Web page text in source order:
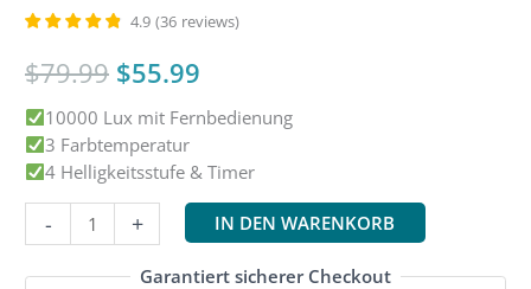
4.9 (36 reviews)
$79.99 Ursprünglicher
Preis
war:
$79.99
$55.99
Preis
ist:
$55.99.
10000 Lux mit Fernbedienung
3 Farbtemperatur
4 Helligkeitsstufe & Timer
-
Lux
+ IN DEN WARENKORB
Garantiert sicherer Checkout